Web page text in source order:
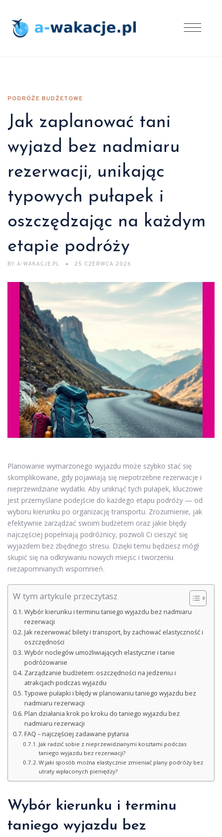
PODRÓŻE BUDŻETOWE
Jak zaplanować tani
wyjazd bez nadmiaru
rezerwacji, unikając
typowych pułapek i
oszczędzając na każdym
etapie podróży
BY A-WAKACJE.PL 25 CZERWCA 2026
Planowanie wymarzonego wyjazdu może szybko stać się
skomplikowane, gdy pojawiają się niepotrzebne rezerwacje i
nieprzewidziane wydatki. Aby uniknąć tych pułapek, kluczowe
jest przemyślane podejście do każdego etapu podróży — od
wyboru kierunku po organizację transportu. Zrozumienie, jak
efektywnie zarządzać swoim budżetem oraz jakie błędy
najczęściej popełniają podróżnicy, pozwoli Ci cieszyć się
wyjazdem bez zbędnego stresu. Dzięki temu będziesz mógł
skupić się na odkrywaniu nowych miejsc i tworzeniu
niezapomnianych wspomnień.
W tym artykule przeczytasz
Wybór kierunku i terminu taniego wyjazdu bez nadmiaru
rezerwacji
Jak rezerwować bilety i transport, by zachować elastyczność i
oszczędności
Wybór noclegów umożliwiających elastyczne i tanie
podróżowanie
Zarządzanie budżetem: oszczędności na jedzeniu i
atrakcjach podczas wyjazdu
Typowe pułapki i błędy w planowaniu taniego wyjazdu bez
nadmiaru rezerwacji
Plan działania krok po kroku do taniego wyjazdu bez
nadmiaru rezerwacji
FAQ – najczęściej zadawane pytania
Jak radzić sobie z nieprzewidzianymi kosztami podczas
taniego wyjazdu bez rezerwacji?
W jaki sposób można elastycznie zmieniać plany podróży bez
utraty wpłaconych pieniędzy?
Wybór kierunku i terminu
taniego wyjazdu bez